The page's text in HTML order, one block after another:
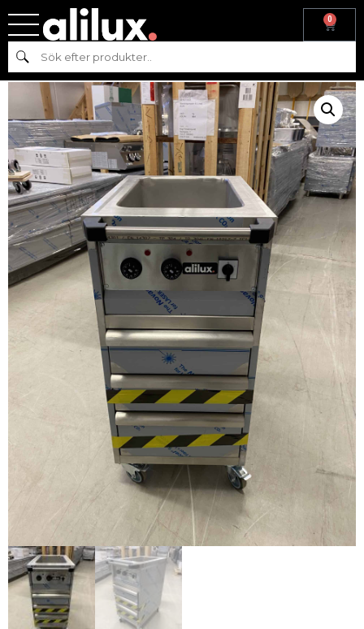
0
Sök
Hem
draglådor